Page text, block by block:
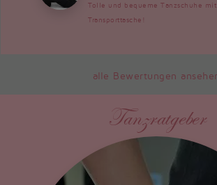
Tolle und bequeme Tanzschuhe mit
Transporttasche!
alle Bewertungen
Tanzratgeber